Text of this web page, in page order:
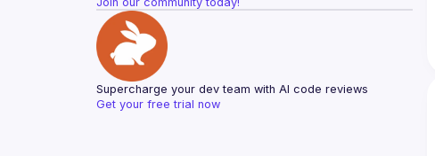
Supercharge your dev team with AI code reviews
Get your free trial now